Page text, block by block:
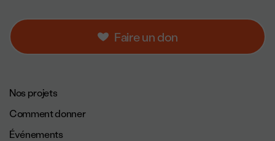
Faire un don
Navigation de pied de page.
Nos projets
Comment donner
Événements